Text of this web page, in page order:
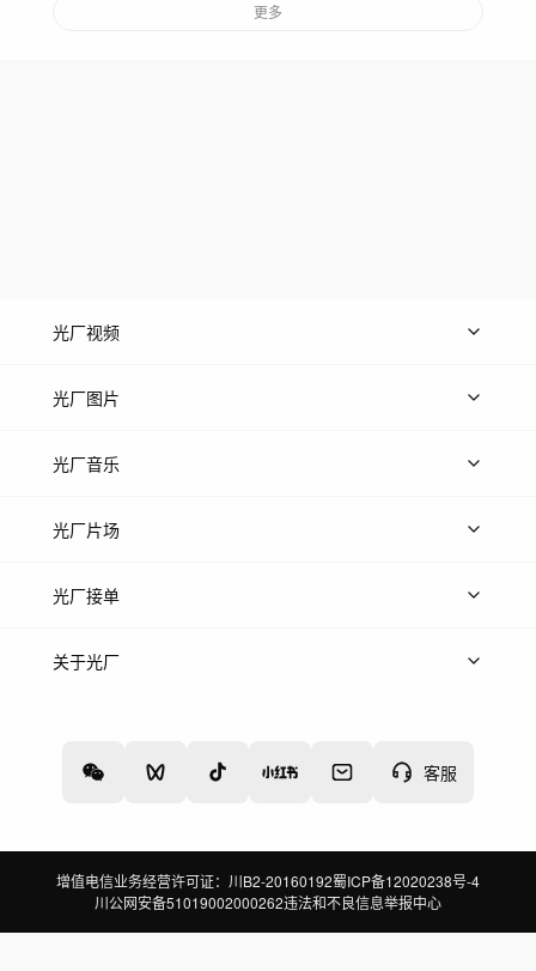
更多
客服
光厂视频
上传视频
光厂图片
上传图片
光厂音乐
热门音乐
光厂片场
上传案例
光厂接单
上架服务
关于光厂
增值电信业务经营许可证：川B2-20160192蜀ICP备12020238号-4
川公网安备51019002000262违法和不良信息举报中心